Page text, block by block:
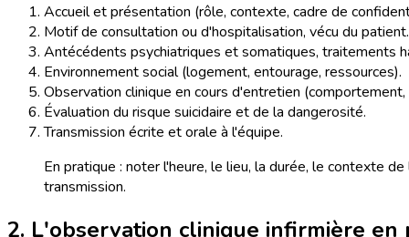
Accueil et présentation (rôle, contexte, cadre de
Motif de consultation ou d'hospitalisation, vécu du patient.
Antécédents psychiatriques et somatiques, traitements
Environnement social (logement, entourage, ressources).
Observation clinique en cours d'entretien
Évaluation du risque suicidaire et de la dangerosité.
Transmission écrite et orale à l'équipe.
En pratique : noter l'heure, le lieu, la durée, le contexte
transmission.
2. L'observation clinique infirmière en